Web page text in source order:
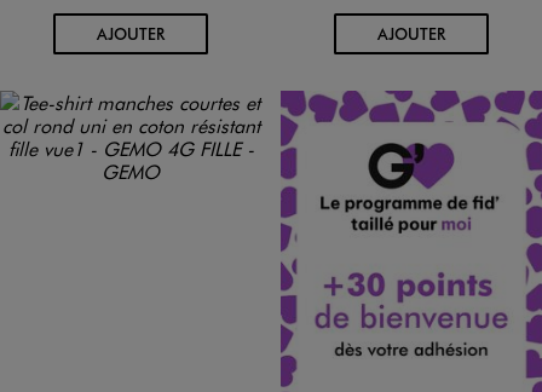
AJOUTERAU PANIER AJOUTERAU PANIER